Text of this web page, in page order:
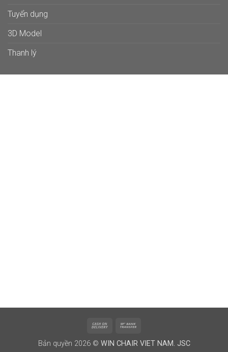
Tuyển dụng
3D Model
Thanh lý
Cash
Delivery
Bản quyền 2026 © WIN CHAIR VIET NAM. JSC